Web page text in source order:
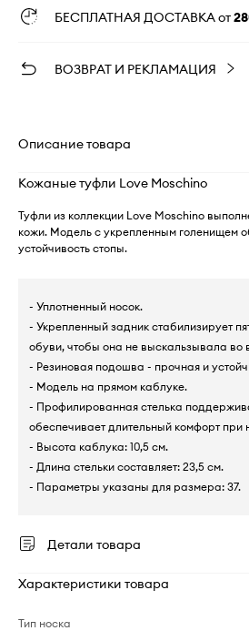
БЕСПЛАТНАЯ ДОСТАВКА от
ВОЗВРАТ И РЕКЛАМАЦИЯ
Описание товара
Кожаные туфли Love Moschino
Туфли из коллекции Love Moschino
кожи. Модель с укрепленным голенищем
устойчивость стопы.
- Уплотненный носок.
- Укрепленный задник стабилизирует
обуви, чтобы она не выскальзывала во
- Резиновая подошва - прочная и
- Модель на прямом каблуке.
- Профилированная стелька
обеспечивает длительный комфорт при
- Высота каблука: 10,5 см.
- Длина стельки составляет: 23,5 см.
- Параметры указаны для размера: 37.
Детали товара
Характеристики товара
Тип носка